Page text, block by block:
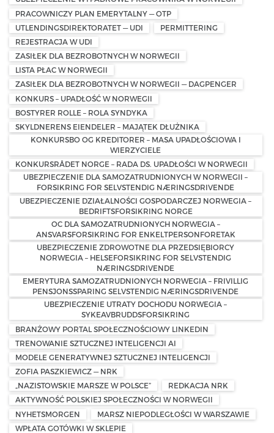
PRACOWNICZY PLAN EMERYTALNY — OTP
UTLENDINGSDIREKTORATET — UDI
PERMITTERING
REJESTRACJA W UDI
ZASIŁEK DLA BEZROBOTNYCH W NORWEGII
LISTA PŁAC W NORWEGII
ZASIŁEK DLA BEZROBOTNYCH W NORWEGII — DAGPENGER
KONKURS – UPADŁOŚĆ W NORWEGII
BOSTYRER ROLLE – ROLA SYNDYKA
SKYLDNERENS EIENDELER – MAJĄTEK DŁUŻNIKA
KONKURSBO OG KREDITORER – MASA UPADŁOŚCIOWA I
WIERZYCIELE
KONKURSRÅDET NORGE – RADA DS. UPADŁOŚCI W NORWEGII
UBEZPIECZENIE DLA SAMOZATRUDNIONYCH W NORWEGII –
FORSIKRING FOR SELVSTENDIG NÆRINGSDRIVENDE
UBEZPIECZENIE DZIAŁALNOŚCI GOSPODARCZEJ NORWEGIA –
BEDRIFTSFORSIKRING NORGE
OC DLA SAMOZATRUDNIONYCH NORWEGIA –
ANSVARSFORSIKRING FOR ENKELTPERSONFORETAK
UBEZPIECZENIE ZDROWOTNE DLA PRZEDSIĘBIORCY
NORWEGIA – HELSEFORSIKRING FOR SELVSTENDIG
NÆRINGSDRIVENDE
EMERYTURA SAMOZATRUDNIONYCH NORWEGIA – FRIVILLIG
PENSJONSSPARING SELVSTENDIG NÆRINGSDRIVENDE
UBEZPIECZENIE UTRATY DOCHODU NORWEGIA –
SYKEAVBRUDDSFORSIKRING
BRANŻOWY PORTAL SPOŁECZNOŚCIOWY LINKEDIN
TRENOWANIE SZTUCZNEJ INTELIGENCJI AI
MODELE GENERATYWNEJ SZTUCZNEJ INTELIGENCJI
ZOFIA PASZKIEWICZ — NRK
„NAZISTOWSKIE MARSZE W POLSCE”
REDKACJA NRK
AKTYWNOŚĆ POLSKIEJ SPOŁECZNOŚCI W NORWEGII
NYHETSMORGEN
MARSZ NIEPODLEGŁOŚCI W WARSZAWIE
WPŁATA GOTÓWKI W SKLEPIE